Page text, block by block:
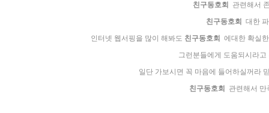
친­구­동­호­회
관련해서
친­구­동­호­회
대한
인터넷 웹서핑을 많이 해봐도 친­구­동­호­회
에대한 확실
그런분들에게 도움되시라고
일단 가보시면 꼭 마음에 들어하실꺼라
친­구­동­호­회
관련해서 만